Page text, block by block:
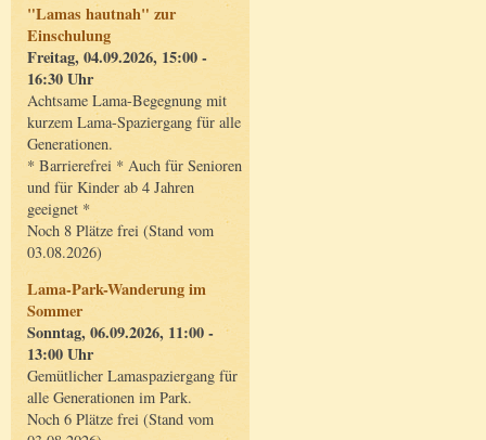
"Lamas hautnah" zur
Einschulung
Freitag, 04.09.2026, 15:00 -
16:30 Uhr
Achtsame Lama-Begegnung mit
kurzem Lama-Spaziergang für alle
Generationen.
* Barrierefrei * Auch für Senioren
und für Kinder ab 4 Jahren
geeignet *
Noch 8 Plätze frei (Stand vom
03.08.2026)
Lama-Park-Wanderung im
Sommer
Sonntag, 06.09.2026, 11:00 -
13:00 Uhr
Gemütlicher Lamaspaziergang für
alle Generationen im Park.
Noch 6 Plätze frei (Stand vom